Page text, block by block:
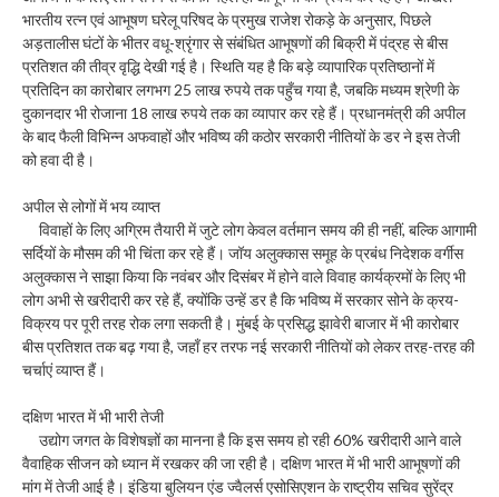
भारतीय रत्न एवं आभूषण घरेलू परिषद के प्रमुख राजेश रोकड़े के अनुसार, पिछले
अड़तालीस घंटों के भीतर वधू-श्रृंगार से संबंधित आभूषणों की बिक्री में पंद्रह से बीस
प्रतिशत की तीव्र वृद्धि देखी गई है। स्थिति यह है कि बड़े व्यापारिक प्रतिष्ठानों में
प्रतिदिन का कारोबार लगभग 25 लाख रुपये तक पहुँच गया है, जबकि मध्यम श्रेणी के
दुकानदार भी रोजाना 18 लाख रुपये तक का व्यापार कर रहे हैं। प्रधानमंत्री की अपील
के बाद फैली विभिन्न अफवाहों और भविष्य की कठोर सरकारी नीतियों के डर ने इस तेजी
को हवा दी है।
अपील से लोगों में भय व्याप्त
विवाहों के लिए अग्रिम तैयारी में जुटे लोग केवल वर्तमान समय की ही नहीं, बल्कि आगामी
सर्दियों के मौसम की भी चिंता कर रहे हैं। जॉय अलुक्कास समूह के प्रबंध निदेशक वर्गीस
अलुक्कास ने साझा किया कि नवंबर और दिसंबर में होने वाले विवाह कार्यक्रमों के लिए भी
लोग अभी से खरीदारी कर रहे हैं, क्योंकि उन्हें डर है कि भविष्य में सरकार सोने के क्रय-
विक्रय पर पूरी तरह रोक लगा सकती है। मुंबई के प्रसिद्ध झावेरी बाजार में भी कारोबार
बीस प्रतिशत तक बढ़ गया है, जहाँ हर तरफ नई सरकारी नीतियों को लेकर तरह-तरह की
चर्चाएं व्याप्त हैं।
दक्षिण भारत में भी भारी तेजी
उद्योग जगत के विशेषज्ञों का मानना है कि इस समय हो रही 60% खरीदारी आने वाले
वैवाहिक सीजन को ध्यान में रखकर की जा रही है। दक्षिण भारत में भी भारी आभूषणों की
मांग में तेजी आई है। इंडिया बुलियन एंड ज्वैलर्स एसोसिएशन के राष्ट्रीय सचिव सुरेंद्र